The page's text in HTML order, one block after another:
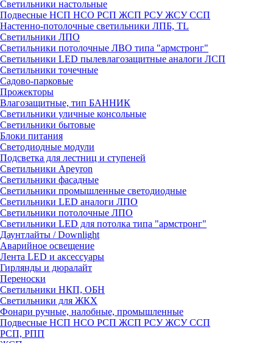
Светильники настольные
Подвесные НСП НСО РСП ЖСП РСУ ЖСУ ССП
Настенно-потолочные светильники ЛПБ, TL
Светильники ЛПО
Светильники потолочные ЛВО типа "армстронг"
Светильники LED пылевлагозащитные аналоги ЛСП
Светильники точечные
Садово-парковые
Прожекторы
Влагозащитные, тип БАННИК
Светильники уличные консольные
Светильники бытовые
Блоки питания
Светодиодные модули
Подсветка для лестниц и ступеней
Светильники Apeyron
Светильники фасадные
Светильники промышленные светодиодные
Светильники LED аналоги ЛПО
Светильники потолочные ЛПО
Светильники LED для потолка типа "армстронг"
Даунтлайты / Downlight
Аварийное освещение
Лента LED и аксессуары
Гирлянды и дюралайт
Переноски
Светильники НКП, ОБН
Светильники для ЖКХ
Фонари ручные, налобные, промышленные
Подвесные НСП НСО РСП ЖСП РСУ ЖСУ ССП
РСП, РПП